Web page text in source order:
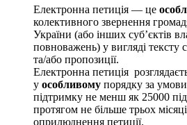
Електронна петиція — це
колективного звернення
України (або інших суб’єктів
повноважень) у вигляді тексту
та/або пропозиції.
Електронна петиція
у особливому порядку за умови
підтримку не менш як 25000
протягом не більше трьох
оприлюднення петиції.